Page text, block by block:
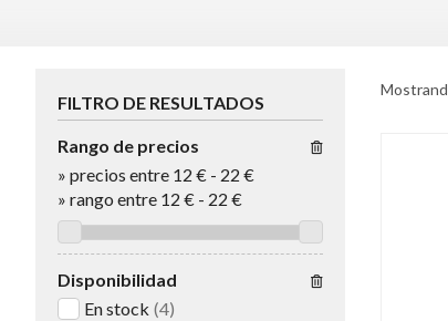
FILTRO DE RESULTADOS
Rango de precios
» precios entre 12 € - 22 €
» rango entre 12 € - 22 €
Disponibilidad
En stock (4)